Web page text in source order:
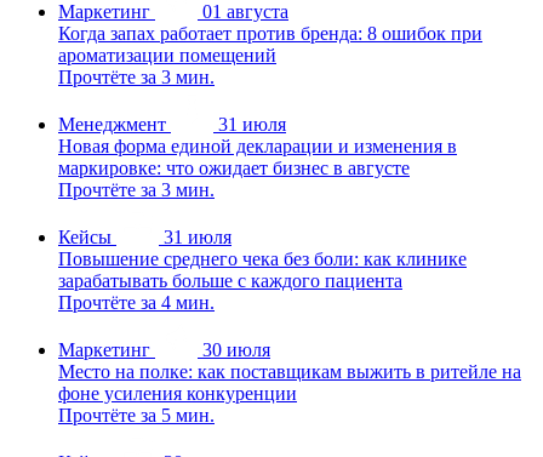
Маркетинг
01 августа
Когда запах работает против бренда: 8 ошибок при
ароматизации помещений
Прочтёте за 3 мин.
Менеджмент
31 июля
Новая форма единой декларации и изменения в
маркировке: что ожидает бизнес в августе
Прочтёте за 3 мин.
Кейсы
31 июля
Повышение среднего чека без боли: как клинике
зарабатывать больше с каждого пациента
Прочтёте за 4 мин.
Маркетинг
30 июля
Место на полке: как поставщикам выжить в ритейле на
фоне усиления конкуренции
Прочтёте за 5 мин.